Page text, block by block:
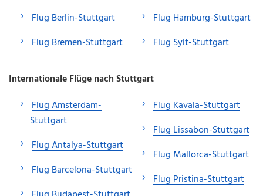
Flug Berlin-Stuttgart
Flug Bremen-Stuttgart
Flug Hamburg-Stuttgart
Flug Sylt-Stuttgart
Internationale Flüge nach Stuttgart
Flug Amsterdam-
Stuttgart
Flug Antalya-Stuttgart
Flug Barcelona-Stuttgart
Flug Kavala-Stuttgart
Flug Lissabon-Stuttgart
Flug Mallorca-Stuttgart
Flug Pristina-Stuttgart